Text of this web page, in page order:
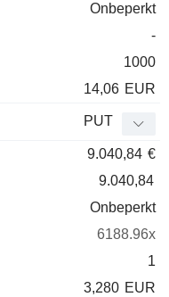
Onbeperkt
-
1000
14,06 EUR
PUT
9.040,84 €
9.040,84
Onbeperkt
6188.96x
1
3,280 EUR